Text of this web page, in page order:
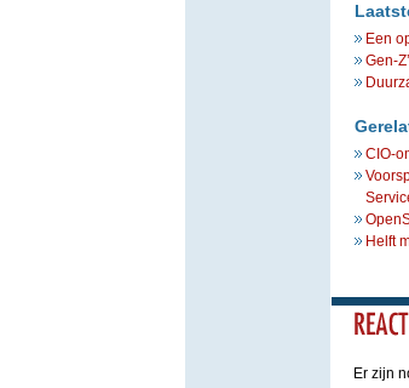
Een
Gen-
CIO-
Helft
Er zijn